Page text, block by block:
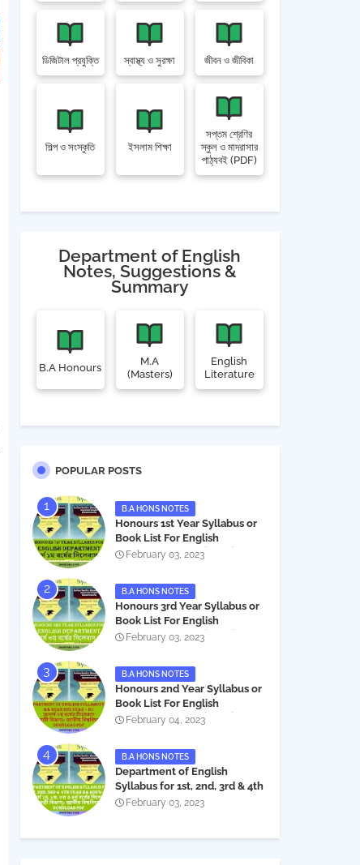
ডিজিটাল প্রযুক্তি স্বাস্থ্য ও সুরক্ষা জীবন ও জীবিকা
শিল্প ও সংস্কৃতি ইসলাম শিক্ষা
সপ্তম শ্রেণির
স্কুল ও মাদরাসার
পাঠ্যবই (PDF)
Department of English
Notes, Suggestions &
Summary
B.A Honours
M.A
(Masters)
English
Literature
POPULAR POSTS
B.A HONS NOTES
Honours 1st Year Syllabus or
Book List For English
Department - অনার্স ১ম বর্ষের সিলেবাস
February 03, 2023
B.A HONS NOTES
Honours 3rd Year Syllabus or
Book List For English
Department - অনার্স ৩য় বর্ষের সিলেবাস
February 03, 2023
B.A HONS NOTES
Honours 2nd Year Syllabus or
Book List For English
Department - অনার্স ২য় বর্ষের সিলেবাস
February 04, 2023
B.A HONS NOTES
Department of English
Syllabus for 1st, 2nd, 3rd & 4th
Year BA Hon's - NU | বিএ অনার্স
February 03, 2023